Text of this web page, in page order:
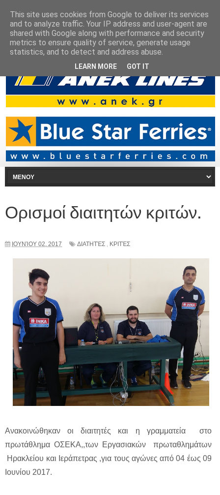
Ορισμοί διαιτητών κριτών.
ΙΟΥΝΊΟΥ 02, 2017 ΔΙΑΤΗΤΈΣ , ΚΡΙΤΈΣ
Ανακοινώθηκαν οι διαιτητές και η γραμματεία στο
πρωτάθλημα ΟΣΕΚΑ,,των Εργασιακών πρωταθλημάτων
Ηρακλείου και Ιεράπετρας ,για τους αγώνες από 04 έως 09
Ιουνίου 2017.
This site uses cookies from Google to deliver its services
and to analyze traffic. Your IP address and user-agent are
shared with Google along with performance and security
metrics to ensure quality of service, generate usage
statistics, and to detect and address abuse.
LEARN MORE GOT IT